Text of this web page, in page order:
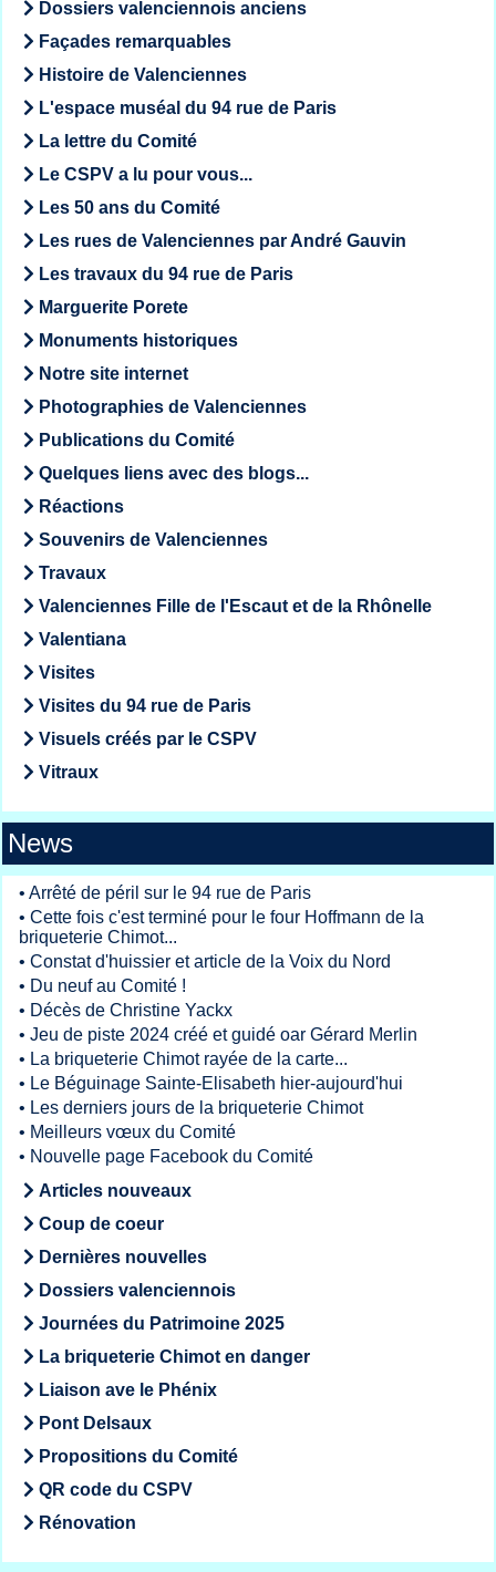
Dossiers valenciennois anciens
Façades remarquables
Histoire de Valenciennes
L'espace muséal du 94 rue de Paris
La lettre du Comité
Le CSPV a lu pour vous...
Les 50 ans du Comité
Les rues de Valenciennes par André Gauvin
Les travaux du 94 rue de Paris
Marguerite Porete
Monuments historiques
Notre site internet
Photographies de Valenciennes
Publications du Comité
Quelques liens avec des blogs...
Réactions
Souvenirs de Valenciennes
Travaux
Valenciennes Fille de l'Escaut et de la Rhônelle
Valentiana
Visites
Visites du 94 rue de Paris
Visuels créés par le CSPV
Vitraux
News
• Arrêté de péril sur le 94 rue de Paris
• Cette fois c'est terminé pour le four Hoffmann de la
briqueterie Chimot...
• Constat d'huissier et article de la Voix du Nord
• Du neuf au Comité !
• Décès de Christine Yackx
• Jeu de piste 2024 créé et guidé oar Gérard Merlin
• La briqueterie Chimot rayée de la carte...
• Le Béguinage Sainte-Elisabeth hier-aujourd'hui
• Les derniers jours de la briqueterie Chimot
• Meilleurs vœux du Comité
• Nouvelle page Facebook du Comité
Articles nouveaux
Coup de coeur
Dernières nouvelles
Dossiers valenciennois
Journées du Patrimoine 2025
La briqueterie Chimot en danger
Liaison ave le Phénix
Pont Delsaux
Propositions du Comité
QR code du CSPV
Rénovation